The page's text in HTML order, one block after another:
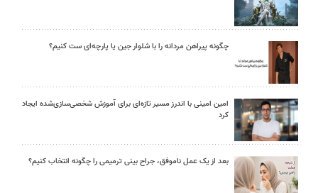
چگونه پیراهن مردانه را با شلوار جین یا پارچه‌ای ست کنیم؟
امین امینی با اندرز مسیر تازه‌ای برای آموزش شخصی‌سازی‌شده ایجاد
کرد
بعد از یک عمل ناموفق، جراح بینی ترمیمی را چگونه انتخاب کنیم؟